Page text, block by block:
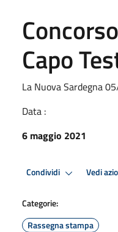
Capo
La Nuova Sardegna
Data :
6 maggio 2021
Condividi Vedi
Categorie:
Rassegna stampa